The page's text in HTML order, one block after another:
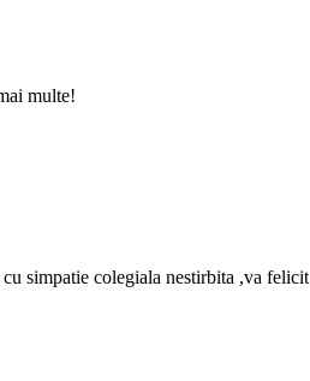
multe!
simpatie colegiala nestirbita ,va felicit